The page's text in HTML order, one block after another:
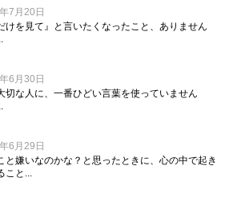
7月20日
けを見て』と言いたくなったこと、ありません
6月30日
切な人に、一番ひどい言葉を使っていません
6月29日
と嫌いなのかな？と思ったときに、心の中で起き
こと...